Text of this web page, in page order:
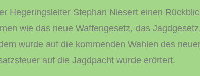
Hegeringsleiter Stephan Niesert einen
wie das neue Waffengesetz, das
wurde auf die kommenden Wahlen des
auf die Jagdpacht wurde erörtert.